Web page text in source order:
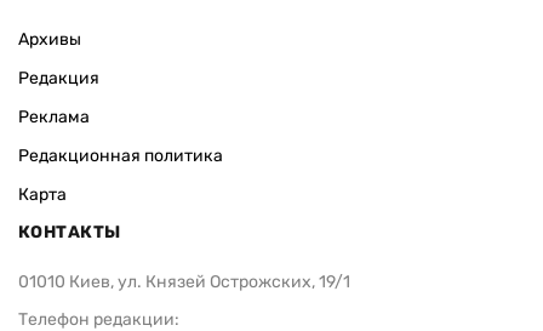
Архивы
Редакция
Реклама
Редакционная политика
Карта
КОНТАКТЫ
01010 Киев, ул. Князей Острожских, 19/1
Телефон редакции: